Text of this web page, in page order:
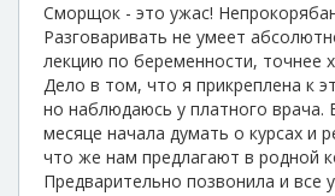
Сморщок - это ужас!
Разговаривать не умеет
лекцию по беременности, точнее
Дело в том, что я прикреплена к
но наблюдаюсь у платного врача.
месяце начала думать о курсах и
что же нам предлагают в родной
Предварительно позвонила и все